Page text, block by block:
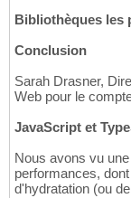
Bibliothèques les
Conclusion
Sarah Drasner,
Web pour le
JavaScript et
Nous avons vu
performances,
d'hydratation (ou